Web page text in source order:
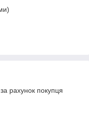
рахунок покупця